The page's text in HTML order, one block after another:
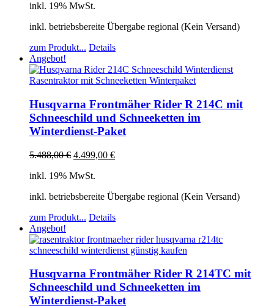
inkl. 19% MwSt.
inkl. betriebsbereite Übergabe regional (Kein Versand)
zum Produkt... Details
Angebot!
Husqvarna Frontmäher Rider R 214C mit
Schneeschild und Schneeketten im
Winterdienst-Paket
5.488,00€ 4.499,00 €
inkl. 19% MwSt.
inkl. betriebsbereite Übergabe regional (Kein Versand)
zum Produkt... Details
Angebot!
Husqvarna Frontmäher Rider R 214TC mit
Schneeschild und Schneeketten im
Winterdienst-Paket